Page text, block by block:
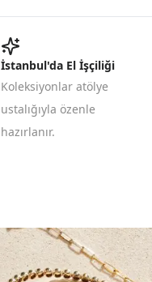
İstanbul'da El İşçiliği
Koleksiyonlar atölye
ustalığıyla özenle
hazırlanır.